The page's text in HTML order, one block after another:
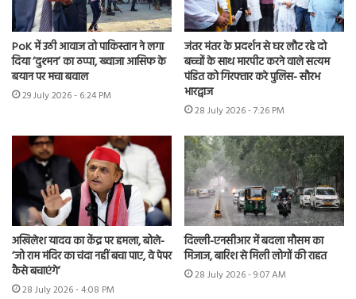
PoK में उठी आवाज तो पाकिस्तान ने लगा
दिया ‘दुश्मन’ का ठप्पा, ख्वाजा आसिफ के
बयान पर मचा बवाल
29 July 2026 - 6:24 PM
जंतर मंतर के प्रदर्शन से घर लौट रहे दो
बच्चों के साथ मारपीट करने वाले सत्यम
पंडित को गिरफ्तार करे पुलिस- सौरभ
भारद्वाज
28 July 2026 - 7:26 PM
अखिलेश यादव का केंद्र पर हमला, बोले-
‘जो राम मंदिर का चंदा नहीं बचा पाए, वे पेपर
कैसे बचाएंगे’
28 July 2026 - 4:08 PM
दिल्ली-एनसीआर में बदला मौसम का
मिजाज, बारिश से मिली लोगों की राहत
28 July 2026 - 9:07 AM